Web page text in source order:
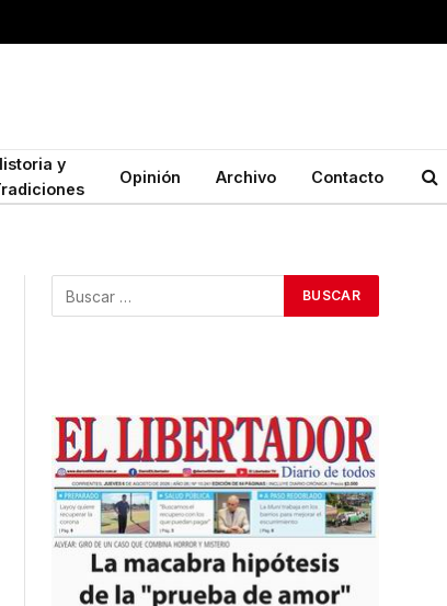
y
Opinión Archivo Contacto